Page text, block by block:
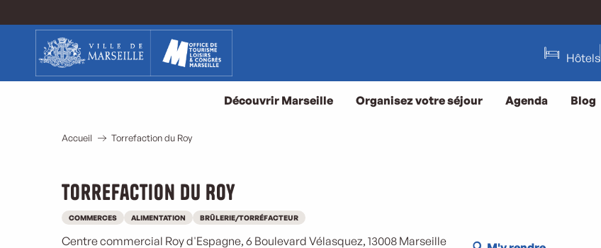
contenu
Hôtels
Découvrir Marseille Organisez votre séjour Agenda Blog
Accueil Torrefaction du Roy
Torrefaction du Roy
COMMERCES ALIMENTATION BRÛLERIE/TORRÉFACTEUR
Centre commercial Roy d'Espagne, 6 Boulevard Vélasquez, 13008 Marseille